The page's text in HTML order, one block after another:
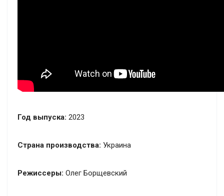
Год выпуска: 2023
Страна производства: Украина
Режиссеры: Олег Борщевский